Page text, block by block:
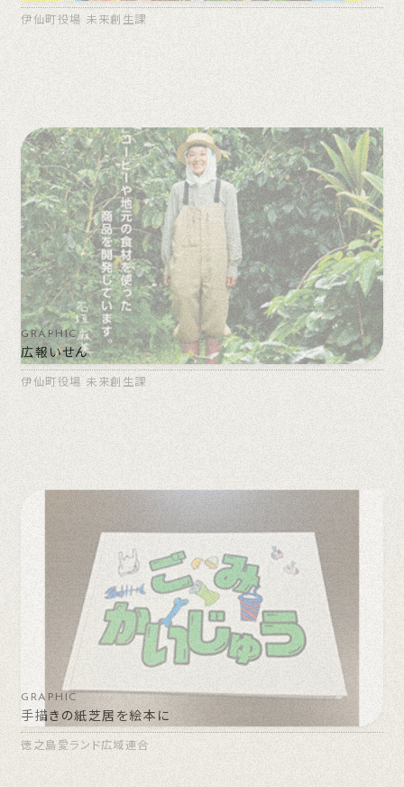
伊仙町役場 未来創生課
GRAPHIC
広報いせん
伊仙町役場 未来創生課
GRAPHIC
手描きの紙芝居を絵本に
徳之島愛ランド広域連合